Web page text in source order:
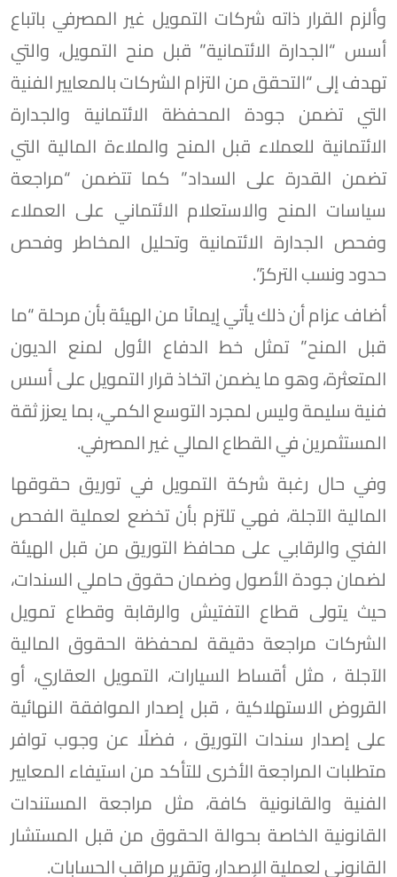
وألزم القرار ذاته شركات التمويل غير المصرفي باتباع
أسس “الجدارة الائتمانية” قبل منح التمويل، والتي
تهدف إلى “التحقق من التزام الشركات بالمعايير الفنية
التي تضمن جودة المحفظة الائتمانية والجدارة
الائتمانية للعملاء قبل المنح والملاءة المالية التي
تضمن القدرة على السداد” كما تتضمن “مراجعة
سياسات المنح والاستعلام الائتماني على العملاء
وفحص الجدارة الائتمانية وتحليل المخاطر وفحص
حدود ونسب التركز”.
أضاف عزام أن ذلك يأتي إيمانًا من الهيئة بأن مرحلة “ما
قبل المنح” تمثل خط الدفاع الأول لمنع الديون
المتعثرة، وهو ما يضمن اتخاذ قرار التمويل على أسس
فنية سليمة وليس لمجرد التوسع الكمي، بما يعزز ثقة
المستثمرين في القطاع المالي غير المصرفي.
وفي حال رغبة شركة التمويل في توريق حقوقها
المالية الآجلة، فهي تلتزم بأن تخضع لعملية الفحص
الفني والرقابي على محافظ التوريق من قبل الهيئة
لضمان جودة الأصول وضمان حقوق حاملي السندات،
حيث يتولى قطاع التفتيش والرقابة وقطاع تمويل
الشركات مراجعة دقيقة لمحفظة الحقوق المالية
الآجلة ، مثل أقساط السيارات، التمويل العقاري، أو
القروض الاستهلاكية ، قبل إصدار الموافقة النهائية
على إصدار سندات التوريق ، فضلًا عن وجوب توافر
متطلبات المراجعة الأخرى للتأكد من استيفاء المعايير
الفنية والقانونية كافة، مثل مراجعة المستندات
القانونية الخاصة بحوالة الحقوق من قبل المستشار
القانوني لعملية الإصدار، وتقرير مراقب الحسابات.